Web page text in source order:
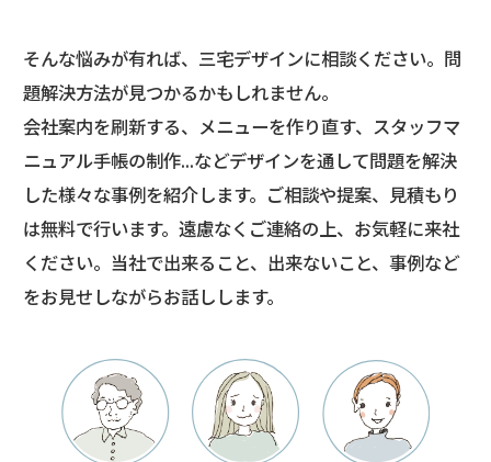
そんな悩みが有れば、三宅デザインに相談ください。問
題解決方法が見つかるかもしれません。
会社案内を刷新する、メニューを作り直す、スタッフマ
ニュアル手帳の制作...などデザインを通して問題を解決
した様々な事例を紹介します。 ご相談や提案、見積もり
は無料で行います。遠慮なくご連絡の上、お気軽に来社
ください。 当社で出来ること、出来ないこと、事例など
をお見せしながらお話しします。